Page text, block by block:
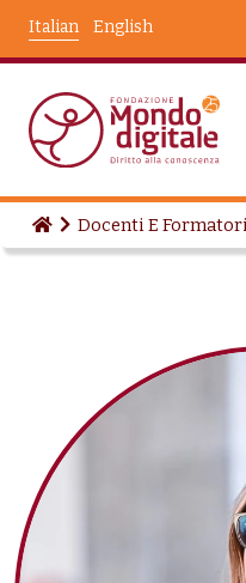
English
Italian
Docenti E